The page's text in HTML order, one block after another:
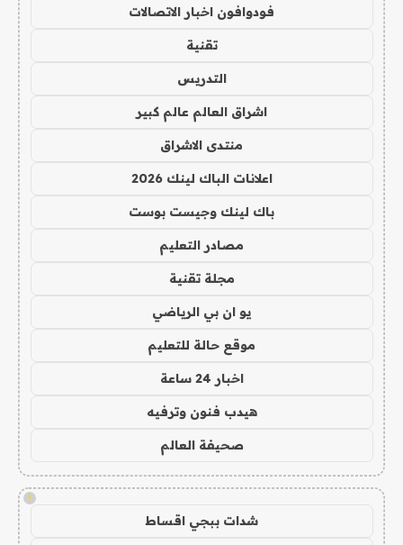
فودوافون اخبار الاتصالات
تقنية
التدريس
اشراق العالم عالم كبير
منتدى الاشراق
اعلانات الباك لينك 2026
باك لينك وجيست بوست
مصادر التعليم
مجلة تقنية
يو ان بي الرياضي
موقع حالة للتعليم
اخبار 24 ساعة
هيدب فنون وترفيه
صحيفة العالم
!
شدات ببجي اقساط